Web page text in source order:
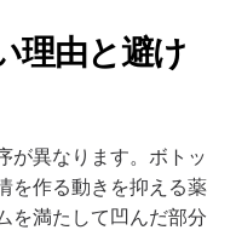
理由と避け
が異なります。ボトッ
を作る動きを抑える薬
を満たして凹んだ部分